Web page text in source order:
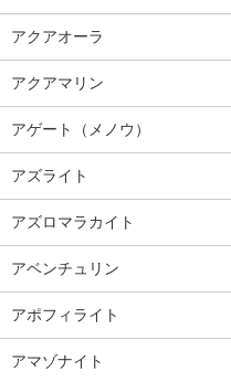
アクアオーラ
アクアマリン
アゲート（メノウ）
アズライト
アズロマラカイト
アベンチュリン
アポフィライト
アマゾナイト